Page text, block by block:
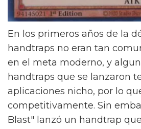
En los primeros años de la
handtraps no eran tan
en el meta moderno, y
handtraps que se lanzaron
aplicaciones nicho, por lo
competitivamente. Sin
Blast" lanzó un handtrap